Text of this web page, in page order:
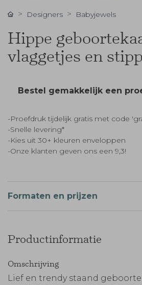
Designers Babyjewels
Hippe
vlaggetjes en
Bestel gemakkelijk een
-Proefdruk tijdelijk gratis met code
-Snelle levering*
-Kies uit 30+ kleuren enveloppen
-Onze klanten geven ons een 9,3!
Formaten en prijzen
Productinformatie
Omschrijving
Lief en trendy staand